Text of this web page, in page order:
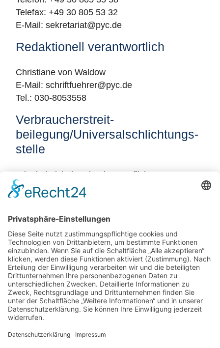
Telefax: +49 30 805 53 32
E-Mail: sekretariat@pyc.de
Redaktionell verantwortlich
Christiane von Waldow
E-Mail: schriftfuehrer@pyc.de
Tel.: 030-8053558
Verbraucher­streit­
beilegung/Universal­schlichtungs­
stelle
Wir sind nicht bereit oder verpflichtet, an
Streitbeilegungsverfahren vor einer
Verbraucherschlichtungsstelle teilzunehmen.
Quelle:e-recht24.de
Potsdamer Yacht Club e. V.
14109 Berlin